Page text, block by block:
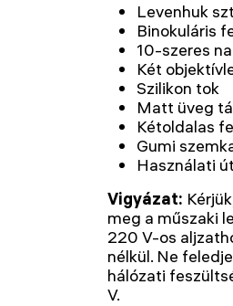
Levenhuk
Binokuláris
10-szeres
Két
Szilikon tok
Matt üveg
Kétoldalas
Gumi
Használati
Vigyázat:
meg a műszaki
220 V-os
nélkül. Ne
hálózati
V.